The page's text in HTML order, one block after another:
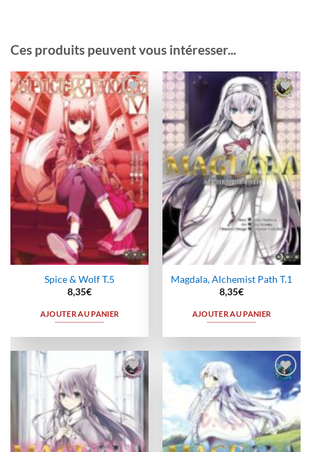
Ces produits peuvent vous intéresser...
Ajouter
à la
wishlist
Spice & Wolf T.5
8,35€
AJOUTER AU PANIER
Ajouter
à la
wishlist
Magdala, Alchemist Path T.1
8,35€
AJOUTER AU PANIER
wishlist
Ajouter
à la
wishlist